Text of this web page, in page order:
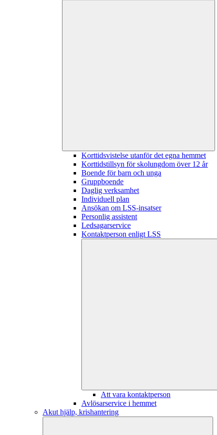
Korttidsvistelse utanför det egna hemmet
Korttidstillsyn för skolungdom över 12 år
Boende för barn och unga
Gruppboende
Daglig verksamhet
Individuell plan
Ansökan om LSS-insatser
Personlig assistent
Ledsagarservice
Kontaktperson enligt LSS
Att vara kontaktperson
Avlösarservice i hemmet
Akut hjälp, krishantering